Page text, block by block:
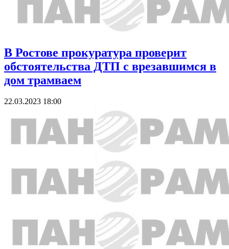
В Ростове прокуратура проверит
обстоятельства ДТП с врезавшимся в
дом трамваем
22.03.2023 18:00